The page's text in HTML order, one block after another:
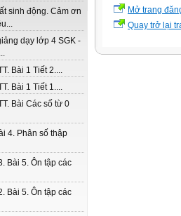
sinh động. Cảm ơn
dạy lớp 4 SGK -
Bài 1 Tiết 2....
Bài 1 Tiết 1....
Bài Các số từ 0
4. Phân số thập
Bài 5. Ôn tập các
Bài 5. Ôn tập các
Mở trang
Quay trở lại